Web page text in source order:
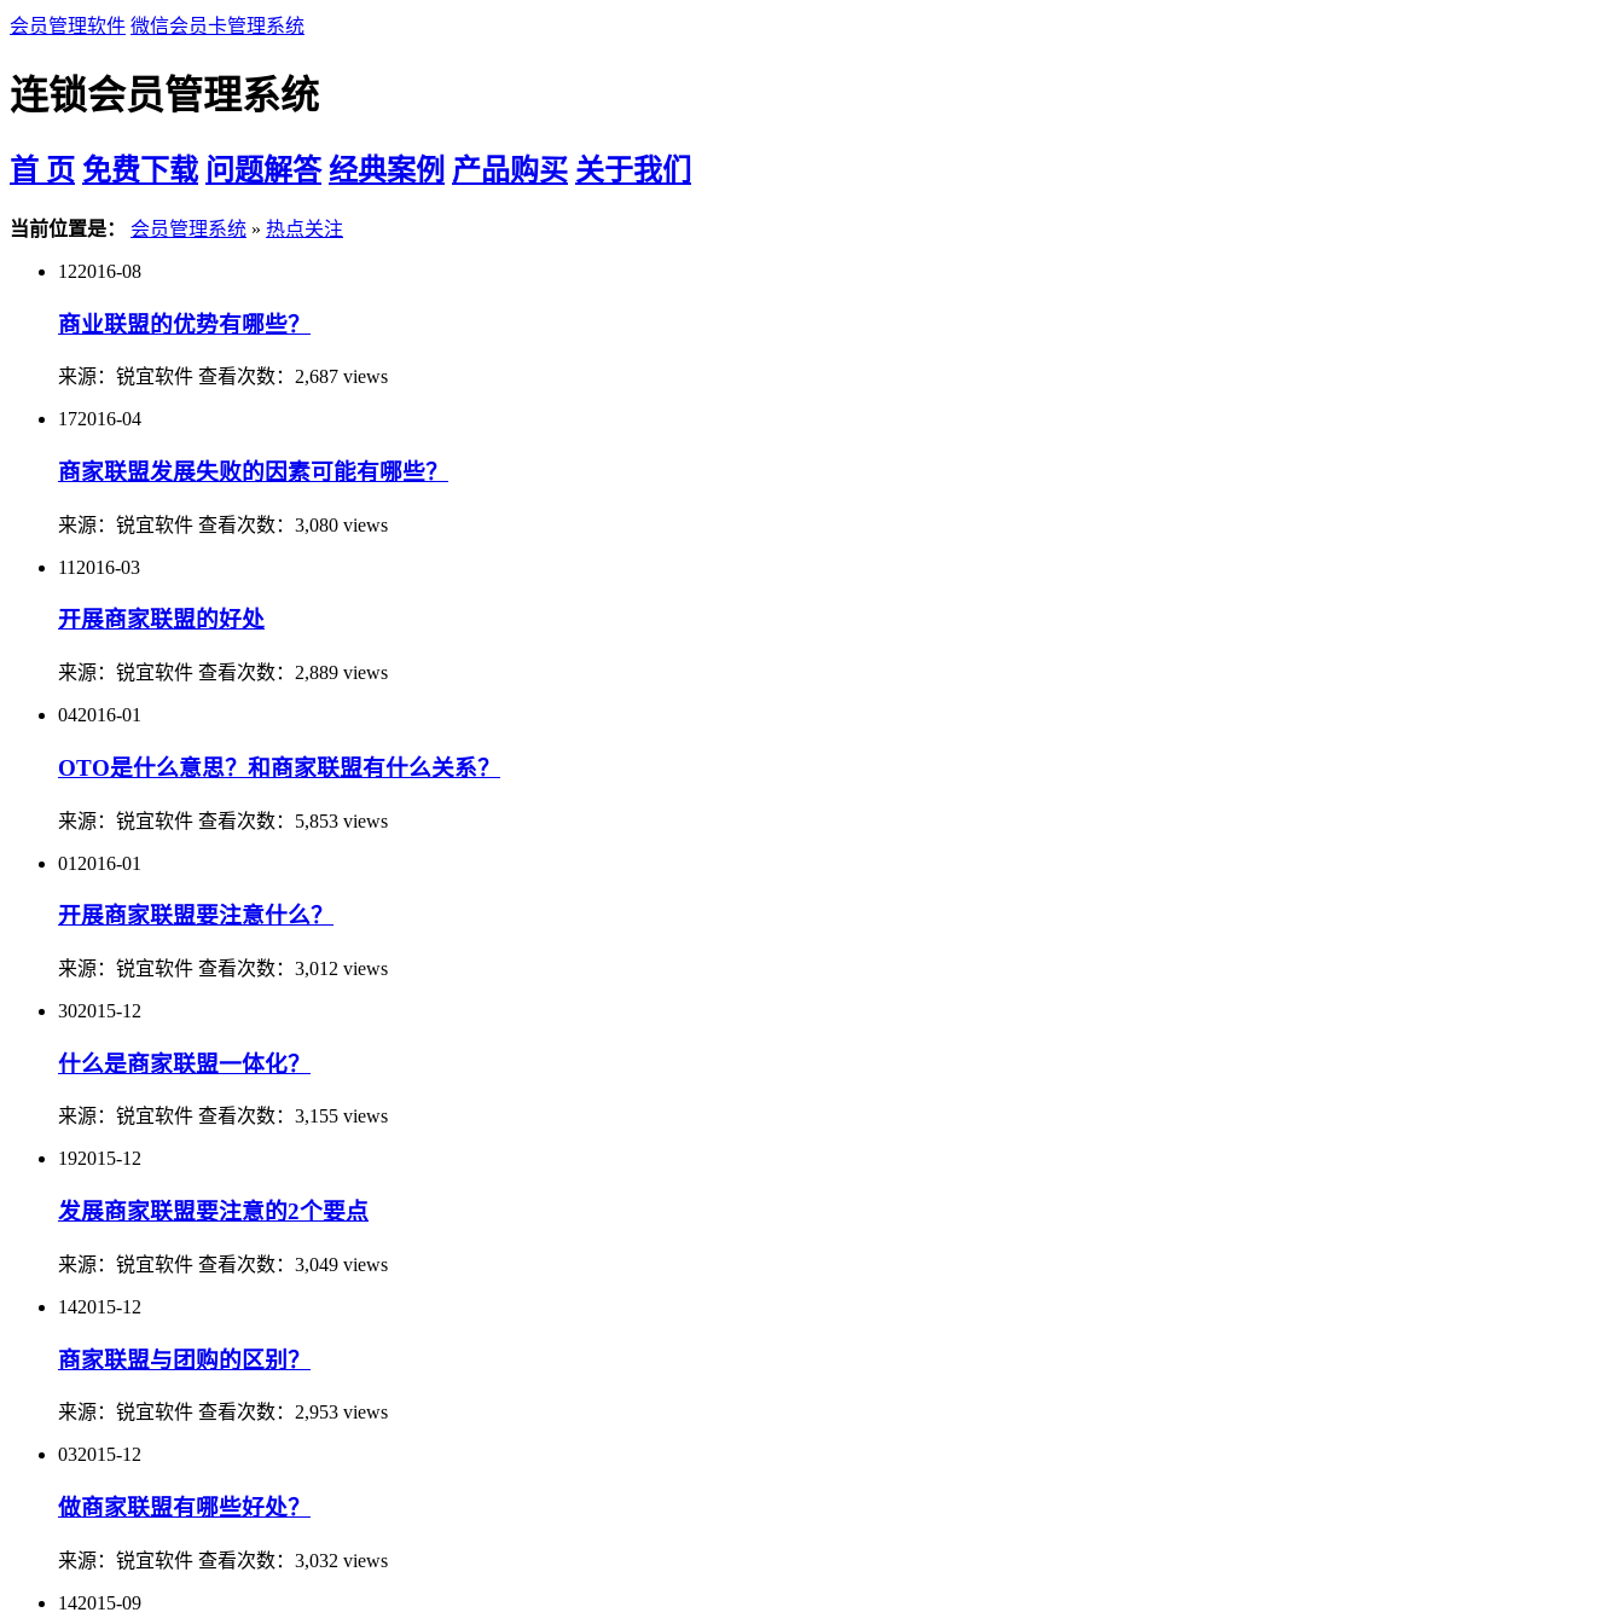
会员管理软件 微信会员卡管理系统
连锁会员管理系统
首 页 免费下载 问题解答 经典案例 产品购买 关于我们
当前位置是： 会员管理系统 » 热点关注
122016-08
商业联盟的优势有哪些？
来源： 锐宜软件 查看次数： 2,687 views
172016-04
商家联盟发展失败的因素可能有哪些？
来源： 锐宜软件 查看次数： 3,080 views
11 2016-03
开展商家联盟的好处
来源： 锐宜软件 查看次数： 2,889 views
042016-01
OTO是什么意思？和商家联盟有什么关系？
来源： 锐宜软件 查看次数： 5,853 views
01 2016-01
开展商家联盟要注意什么？
来源： 锐宜软件 查看次数： 3,012 views
302015-12
什么是商家联盟一体化？
来源： 锐宜软件 查看次数： 3,155 views
192015-12
发展商家联盟要注意的2个要点
来源： 锐宜软件 查看次数： 3,049 views
142015-12
商家联盟与团购的区别？
来源： 锐宜软件 查看次数： 2,953 views
032015-12
做商家联盟有哪些好处？
来源： 锐宜软件 查看次数： 3,032 views
142015-09